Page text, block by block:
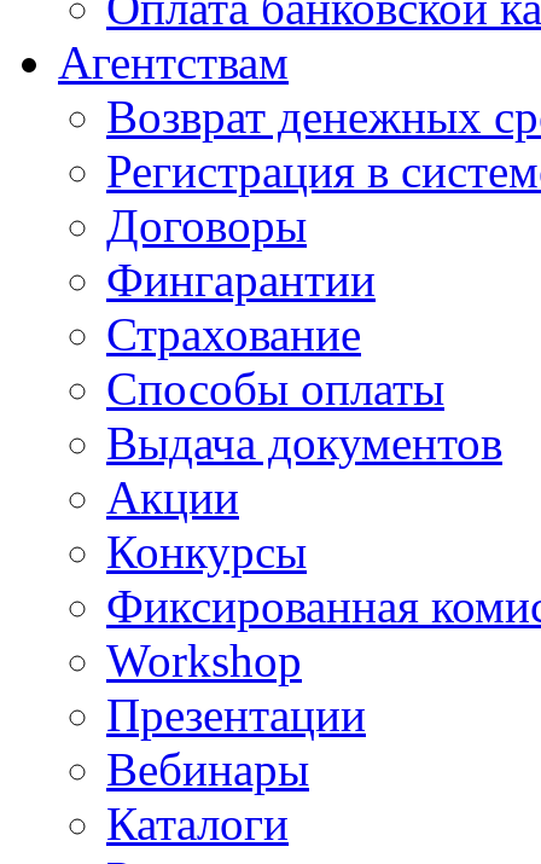
Агентствам
Возврат денежных
Регистрация в
Договоры
Фингарантии
Страхование
Способы оплаты
Выдача документов
Акции
Конкурсы
Фиксированная
Workshop
Презентации
Вебинары
Каталоги